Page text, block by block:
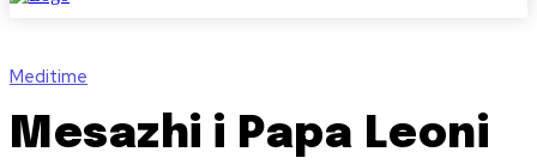
Meditime
Mesazhi i Papa Leoni